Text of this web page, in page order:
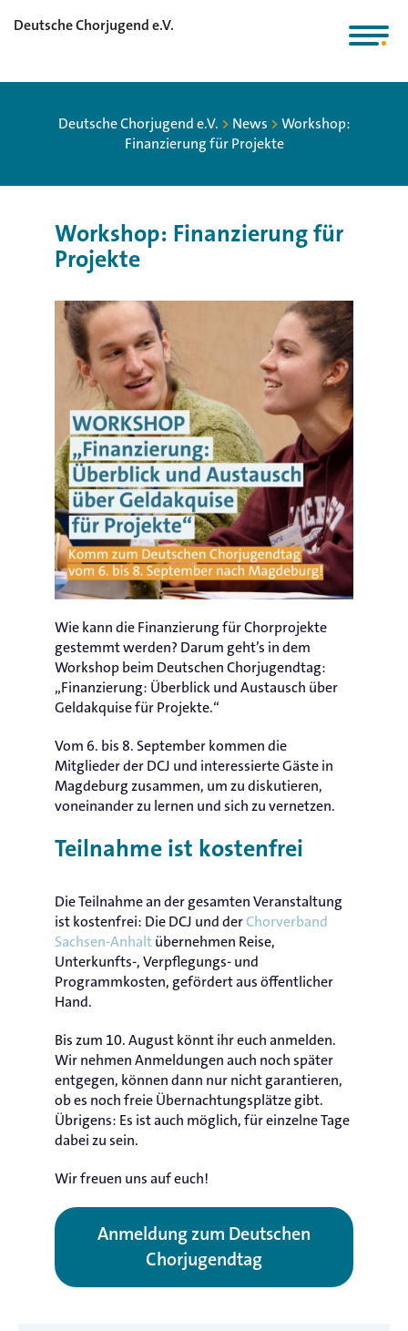
Deutsche Chorjugend e.V.
Deutsche Chorjugend e.V. > News >Workshop:
Finanzierung für Projekte
Workshop: Finanzierung für
Projekte
Wie kann die Finanzierung für Chorprojekte
gestemmt werden? Darum geht’s in dem
Workshop beim Deutschen Chorjugendtag:
„Finanzierung: Überblick und Austausch über
Geldakquise für Projekte.“
Vom 6. bis 8. September kommen die
Mitglieder der DCJ und interessierte Gäste in
Magdeburg zusammen, um zu diskutieren,
voneinander zu lernen und sich zu vernetzen.
Teilnahme ist kostenfrei
Die Teilnahme an der gesamten Veranstaltung
ist kostenfrei: Die DCJ und derChorverband
Sachsen-Anhaltübernehmen Reise,
Unterkunfts-, Verpflegungs- und
Programmkosten, gefördert aus öffentlicher
Hand.
Bis zum 10. August könnt ihr euch anmelden.
Wir nehmen Anmeldungen auch noch später
entgegen, können dann nur nicht garantieren,
ob es noch freie Übernachtungsplätze gibt.
Übrigens: Es ist auch möglich, für einzelne Tage
dabei zu sein.
Wir freuen uns auf euch!
Anmeldung zum Deutschen
Chorjugendtag